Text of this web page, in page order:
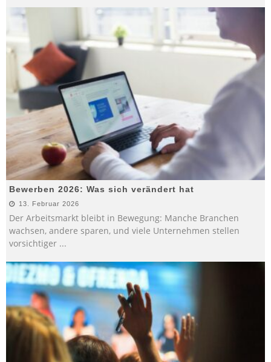
Bewerben 2026: Was sich verändert hat
13. Februar 2026
Der Arbeitsmarkt bleibt in Bewegung: Manche Branchen
wachsen, andere sparen, und viele Unternehmen stellen
vorsichtiger ...